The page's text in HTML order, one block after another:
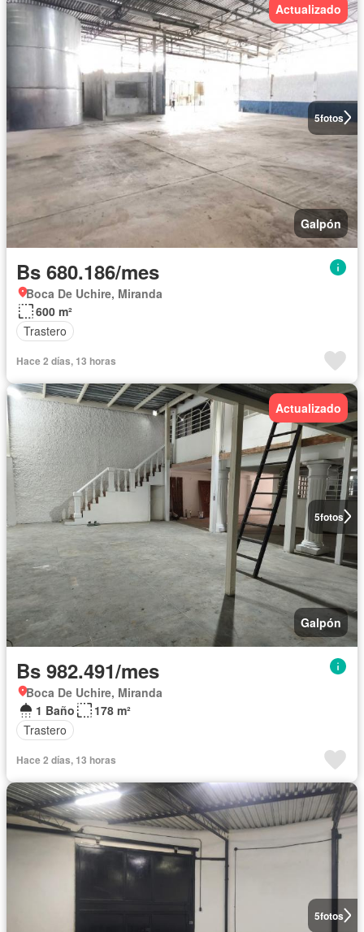
5fotos
Actualizado
Galpón
Bs 680.186/mes
Boca De Uchire, Miranda
600 m²
Trastero
Hace 2 días, 13 horas
5fotos
Actualizado
Galpón
Bs 982.491/mes
Boca De Uchire, Miranda
1 Baño
178 m²
Trastero
Hace 2 días, 13 horas
5fotos